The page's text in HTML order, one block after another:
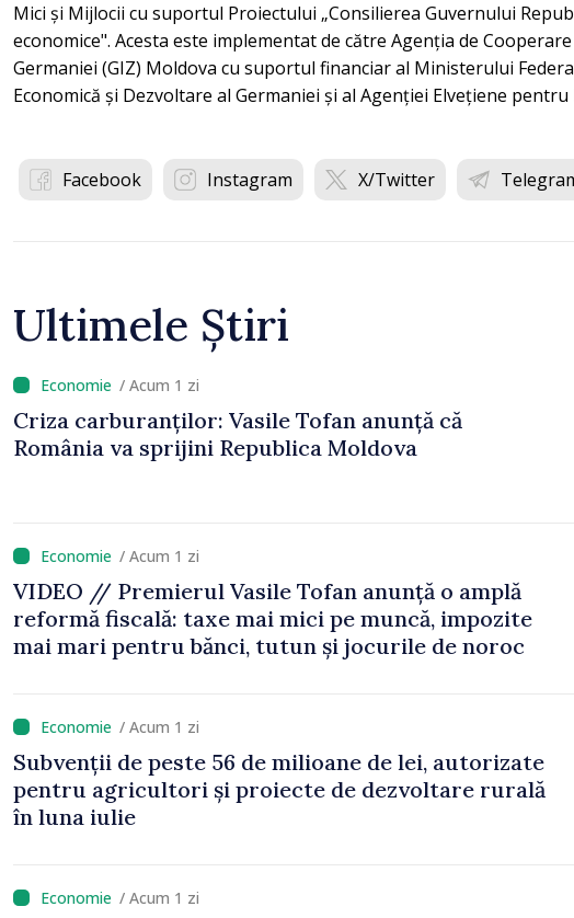
Mici și Mijlocii cu suportul Proiectului „Consilierea Guvernului
economice". Acesta este implementat de către Agenția de
Germaniei (GIZ) Moldova cu suportul financiar al Ministerului
Economică și Dezvoltare al Germaniei și al Agenției Elvețiene
Facebook Instagram X/Twitter
Ultimele Știri
/ Acum 1 zi
Criza carburanților: Vasile Tofan anunță că
România va sprijini Republica Moldova
/ Acum 1 zi
VIDEO // Premierul Vasile Tofan anunță o amplă
reformă fiscală: taxe mai mici pe muncă, impozite
mai mari pentru bănci, tutun și jocurile de noroc
/ Acum 1 zi
Subvenții de peste 56 de milioane de lei, autorizate
pentru agricultori și proiecte de dezvoltare rurală
în luna iulie
/ Acum 1 zi